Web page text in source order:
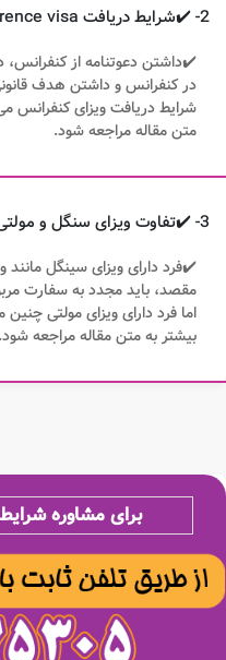
2- ✔️شرایط دریافت conference visa چیست؟
✔️داشتن دعوتنامه از
در کنفرانس و داشتن هدف
شرایط دریافت ویزای
متن مقاله مراجعه شود.
3- ✔️تفاوت ویزای سنگل و مولتی در چیست؟
✔️فرد دارای ویزای سینگل مانند
مقصد، باید مجدد به سفارت
اما فرد دارای ویزای مولتی
بیشتر به متن مقاله مراجعه شود.
برای مشاوره